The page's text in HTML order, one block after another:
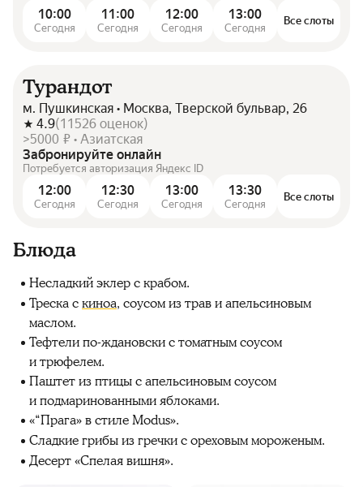
10:00
Сегодня
11:00
Сегодня
12:00
Сегодня
13:00
Сегодня
Все слоты
Турандот
м. Пушкинская • Москва, Тверской бульвар, 26
4.9(11526 оценок)
>5000 ₽ • Азиатская
Забронируйте онлайн
Потребуется авторизация Яндекс ID
12:00
Сегодня
12:30
Сегодня
13:00
Сегодня
13:30
Сегодня
Все слоты
Блюда
Несладкий эклер с крабом.
Треска скиноа, соусом из трав и апельсиновым
маслом.
Тефтели по-ждановски с томатным соусом
и трюфелем.
Паштет из птицы с апельсиновым соусом
и подмаринованными яблоками.
«“Прага» в стиле Modus».
Сладкие грибы из гречки с ореховым мороженым.
Десерт «Спелая вишня».